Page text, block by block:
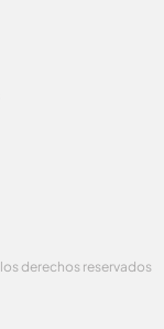
derechos reservados